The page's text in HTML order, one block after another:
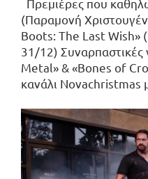
Πρεμιέρες που
(Παραμονή
Boots: The Last Wish»
31/12) Συναρπαστικές
Metal» & «Bones of
κανάλι Novachristmas